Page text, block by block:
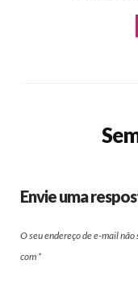
Envie uma
O seu endereço de e-mail não
com *